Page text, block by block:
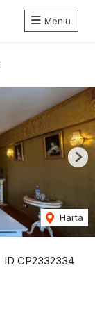
Meniu
ID CP2332334
Harta